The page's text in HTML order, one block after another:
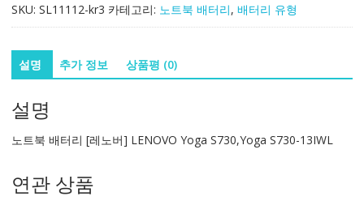
터
[레
노
LENOVO
S730,Yoga
13IWL
수
SKU: SL11112-kr3 카테고리: 노트북 배터리, 배터리 유형
설명 추가 정보 상품평 (0)
설명
노트북 배터리 [레노버] LENOVO Yoga S730,Yoga S730-13IWL
연관 상품